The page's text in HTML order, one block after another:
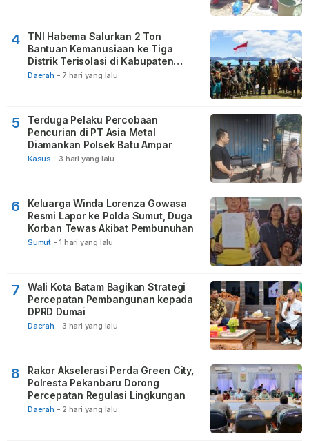
4
TNI Habema Salurkan 2 Ton
Bantuan Kemanusiaan ke Tiga
Distrik Terisolasi di Kabupaten
Puncak
Daerah - 7 hari yang lalu
5
Terduga Pelaku Percobaan
Pencurian di PT Asia Metal
Diamankan Polsek Batu Ampar
Kasus - 3 hari yang lalu
6
Keluarga Winda Lorenza Gowasa
Resmi Lapor ke Polda Sumut, Duga
Korban Tewas Akibat Pembunuhan
Sumut - 1 hari yang lalu
7
Wali Kota Batam Bagikan Strategi
Percepatan Pembangunan kepada
DPRD Dumai
Daerah - 3 hari yang lalu
8
Rakor Akselerasi Perda Green City,
Polresta Pekanbaru Dorong
Percepatan Regulasi Lingkungan
Daerah - 2 hari yang lalu